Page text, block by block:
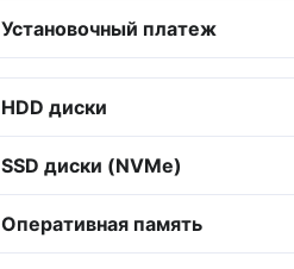
Установочный платеж
HDD диски
SSD диски (NVMe)
Оперативная память